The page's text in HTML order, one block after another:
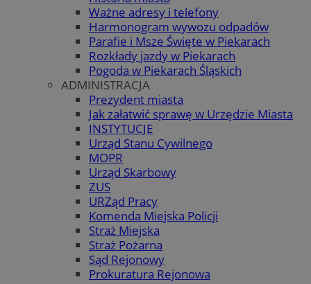
Ważne adresy i telefony
Harmonogram wywozu odpadów
Parafie i Msze Święte w Piekarach
Rozkłady jazdy w Piekarach
Pogoda w Piekarach Śląskich
ADMINISTRACJA
Prezydent miasta
Jak załatwić sprawę w Urzędzie Miasta
INSTYTUCJE
Urząd Stanu Cywilnego
MOPR
Urząd Skarbowy
ZUS
URZąd Pracy
Komenda Miejska Policji
Straż Miejska
Straż Pożarna
Sąd Rejonowy
Prokuratura Rejonowa